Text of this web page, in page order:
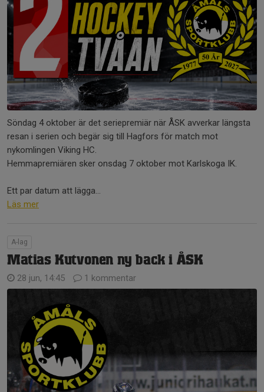
Söndag 4 oktober är det seriepremiär när ÅSK avverkar längsta
resan i serien och begär sig till Hagfors för match mot
nykomlingen Viking HC.
Hemmapremiären sker onsdag 7 oktober mot Karlskoga IK.
Ett par datum att lägga...
Läs mer
A-lag
Matias Kutvonen ny back i ÅSK
28 jun, 14:45 1 kommentar